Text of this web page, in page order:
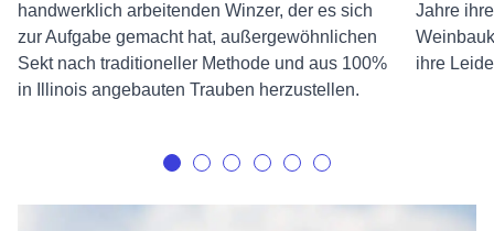
handwerklich arbeitenden Winzer, der es sich
zur Aufgabe gemacht hat, außergewöhnlichen
Sekt nach traditioneller Methode und aus 100%
in Illinois angebauten Trauben herzustellen.
Jahre
ihre